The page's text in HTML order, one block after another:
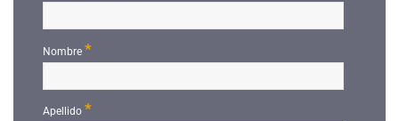
Nombre*
Apellido *